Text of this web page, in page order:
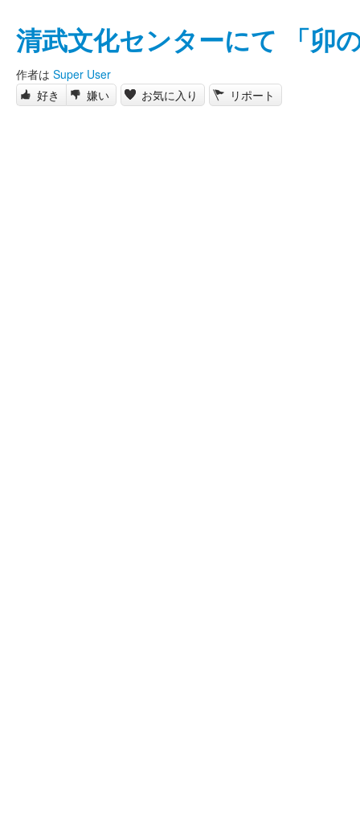
清武文化センターにて 「卯
作者は Super User
好き
嫌い お気に入り リポート